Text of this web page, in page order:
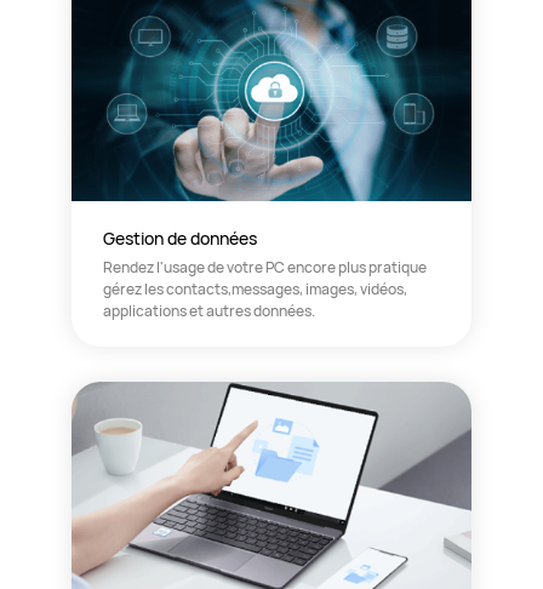
Gestion de données
Rendez l'usage de votre PC encore plus pratique
gérez les contacts,messages, images, vidéos,
applications et autres données.